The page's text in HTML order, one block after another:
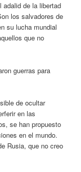
de la libertad
los salvadores de
su lucha mundial
que no
guerras para
de ocultar
en las
se han propuesto
en el mundo.
Rusia, que no creo